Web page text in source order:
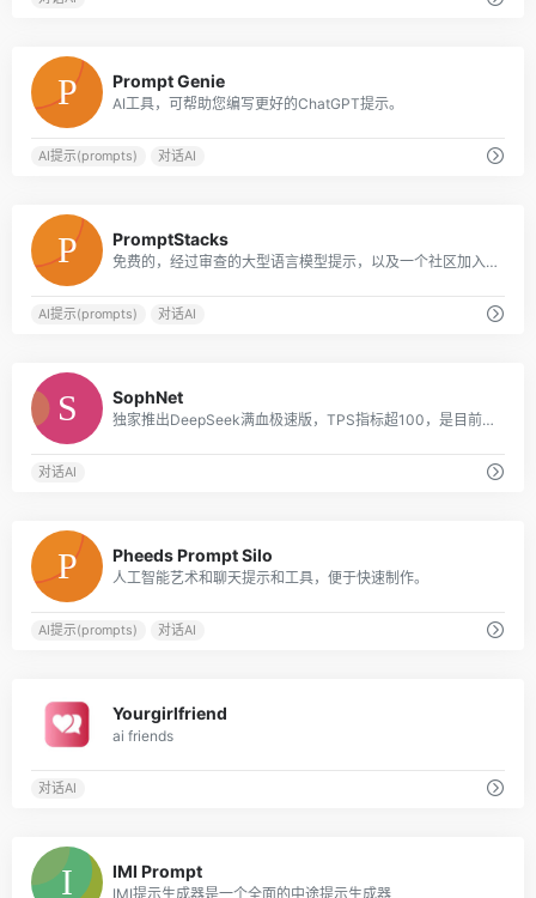
Prompt Genie
AI工具，可帮助您编写更好的ChatGPT提示。
AI提示(prompts) 对话AI
PromptStacks
免费的，经过审查的大型语言模型提示，以及一个社区加入。
AI提示(prompts) 对话AI
SophNet
独家推出DeepSeek满血极速版，TPS指标超100，是目前DeepSeek API 推理速度最快的平台
对话AI
Pheeds Prompt Silo
人工智能艺术和聊天提示和工具，便于快速制作。
AI提示(prompts) 对话AI
Yourgirlfriend
ai friends
对话AI
IMI Prompt
IMI提示生成器是一个全面的中途提示生成器